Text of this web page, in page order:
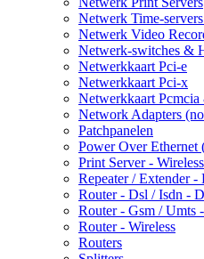
Netwerk Time-
Netwerk Video
Netwerk-switches &
Netwerkkaart Pci-e
Netwerkkaart Pci-x
Netwerkkaart Pcmcia
Network Adapters
Patchpanelen
Power Over Ethernet
Print Server - Wireless
Repeater / Extender -
Router - Dsl / Isdn -
Router - Gsm / Umts
Router - Wireless
Routers